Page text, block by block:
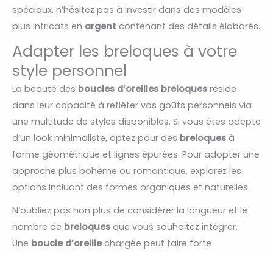
spéciaux, n’hésitez pas à investir dans des modèles
plus intricats en argent contenant des détails élaborés.
Adapter les breloques à votre
style personnel
La beauté des boucles d’oreilles breloques réside
dans leur capacité à refléter vos goûts personnels via
une multitude de styles disponibles. Si vous êtes adepte
d’un look minimaliste, optez pour des breloques à
forme géométrique et lignes épurées. Pour adopter une
approche plus bohème ou romantique, explorez les
options incluant des formes organiques et naturelles.
N’oubliez pas non plus de considérer la longueur et le
nombre de breloques que vous souhaitez intégrer.
Une boucle d’oreillechargée peut faire forte